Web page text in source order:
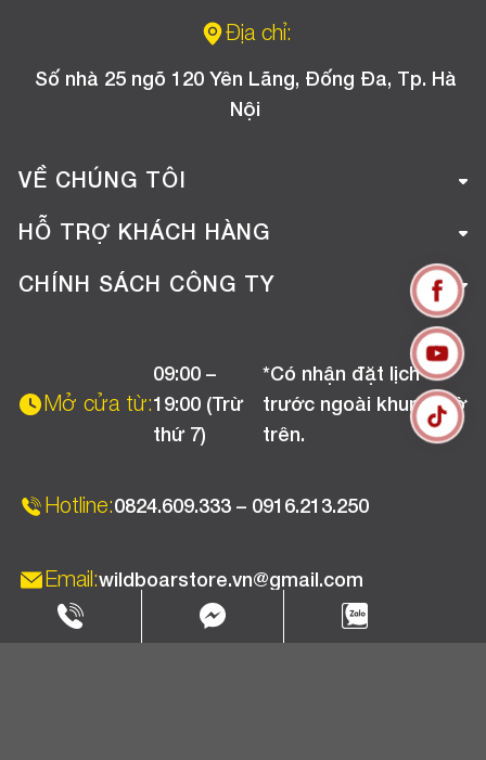
Địa chỉ:
Số nhà 25 ngõ 120 Yên Lãng, Đống Đa, Tp. Hà
Nội
VỀ CHÚNG TÔI
Giới thiệu công ty
Tuyển dụng
HỖ TRỢ KHÁCH HÀNG
Hướng dẫn mua hàng online
Chương trình khuyến mãi
CHÍNH SÁCH CÔNG TY
Chính sách bảo hành
Mở cửa từ:
09:00 –
19:00 (Trừ
thứ 7)
*Có nhận đặt lịch
trước ngoài khung giờ
trên.
Hotline:0824.609.333 – 0916.213.250
Email:wildboarstore.vn@gmail.com